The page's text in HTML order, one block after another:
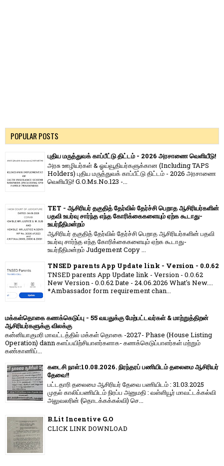
POPULAR POSTS
புதிய மருத்துவக் காப்பீட்டு திட்டம் - 2026 அரசாணை வெளியீடு!
அரசு ஊழியர்கள் & ஓய்வூதியர்களுக்கான (Including TAPS
Holders) புதிய மருத்துவக் காப்பீட்டு திட்டம் - 2026 அரசாணை
வெளியீடு! G.O.Ms.No.123 -...
TET - ஆசிரியர் தகுதித் தேர்வில் தேர்ச்சி பெறாத ஆசிரியர்களின்
பதவி உயர்வு சார்ந்த எந்த கோரிக்கைகளையும் ஏற்க கூடாது-
உயர்நீதிமன்றம்
ஆசிரியர் தகுதித் தேர்வில் தேர்ச்சி பெறாத ஆசிரியர்களின் பதவி
உயர்வு சார்ந்த எந்த கோரிக்கைகளையும் ஏற்க கூடாது-
உயர்நீதிமன்றம் Judgement Copy ...
TNSED parents App Update link - Version - 0.0.62
TNSED parents App Update link - Version - 0.0.62
New Version - 0.0.62 Date - 24.06.2026 What's New....
*Ambassador form requirement chan...
மக்கள்தொகை கணக்கெடுப்பு - 55 வயதுக்கு மேற்பட்டவர்கள் & மாற்றுத்திறன்
ஆசிரியர்களுக்கு விலக்கு
கன்னியாகுமரி மாவட்டத்தில் மக்கள் தொகை -2027- Phase (House Listing
Operation) dann களப்பயிற்சியாளர்களாக- கணக்கெடுப்பாளர்கள் மற்றும்
கண்காணிப்...
கடைசி நாள்:10.08.2026. நிரந்தரப் பணியிடம் தலைமை ஆசிரியர்
தேவை!!
பட்டதாரி தலைமை ஆசிரியர் தேவை பணியிடம் : 31.03.2025
முதல் காலிப்பணியிடம் நிரப்ப அனுமதி : வள்ளியூர் மாவட்டக்கல்வி
அலுவலரின் (தொடக்கக்கல்வி) செ...
B.Lit Incentive G.O
CLICK LINK DOWNLOAD